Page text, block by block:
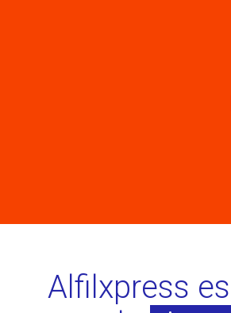
Alfilxpress